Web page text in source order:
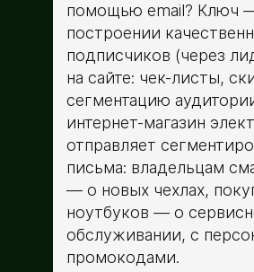
помощью email? Ключ
построении
подписчиков (через
на сайте: чек-листы,
сегментацию
интернет-магазин
отправляет
письма: владельцам
— о новых чехлах,
ноутбуков — о
обслуживании, с
промокодами.